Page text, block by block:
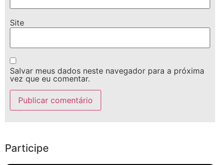
Site
Salvar meus dados neste navegador para a próxima
vez que eu comentar.
Participe